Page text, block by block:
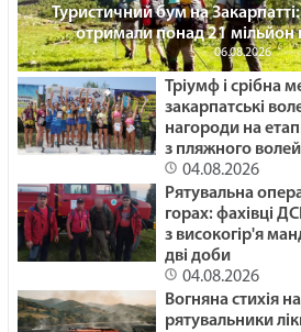
Туристичний бум на
отримали понад 21 мільйон
06.08.2026
Тріумф і срібна
закарпатські
нагороди на
з пляжного
04.08.2026
Рятувальна
горах: фахівці
з високогір'я
дві доби
04.08.2026
Вогняна стихія
рятувальники